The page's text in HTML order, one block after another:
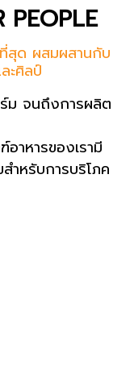
PEOPLE
สุด ผสมผสานกับ
ะศิลป์
ม จนถึงการผลิต
าหารของเรามี
ำหรับการบริโภค